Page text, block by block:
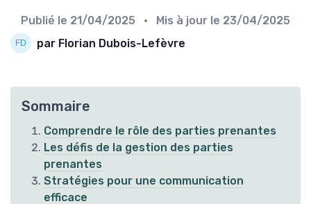
Publié le 21/04/2025 • Mis à jour le 23/04/2025
par Florian Dubois-Lefèvre
Sommaire
Comprendre le rôle des parties prenantes
Les défis de la gestion des parties
prenantes
Stratégies pour une communication
efficace